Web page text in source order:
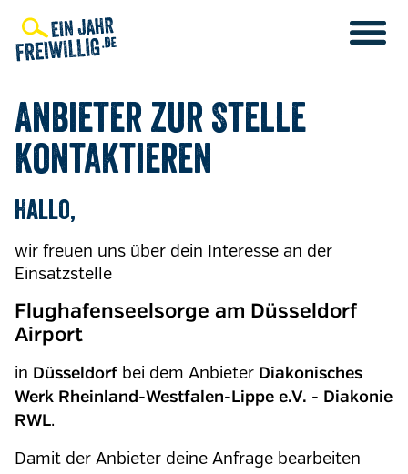
zum
Inhalt
Anbieter zur Stelle
kontaktieren
Hallo,
wir freuen uns über dein Interesse an der
Einsatzstelle
Flughafenseelsorge am Düsseldorf
Airport
in Düsseldorf bei dem Anbieter Diakonisches
Werk Rheinland-Westfalen-Lippe e.V. - Diakonie
RWL.
Damit der Anbieter deine Anfrage bearbeiten